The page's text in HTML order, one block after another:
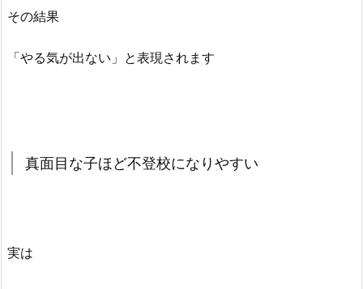
その結果
「やる気が出ない」と表現されます
真面目な子ほど不登校になりやすい
実は